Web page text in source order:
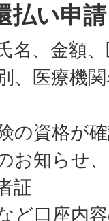
払い申
名、金額
、医療機
の資格が
お知らせ
証
ど口座内